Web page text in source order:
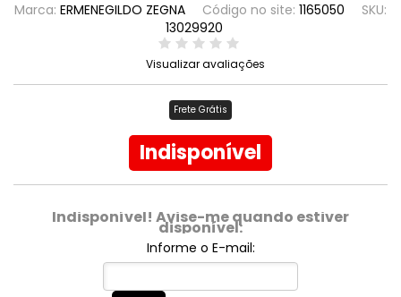
Marca: ERMENEGILDO ZEGNA Código no site: 1165050
SKU:
13029920
Visualizar avaliações
Frete Grátis
Indisponível
Indisponível! Avise-me quando estiver
disponível:
Informe o E-mail: